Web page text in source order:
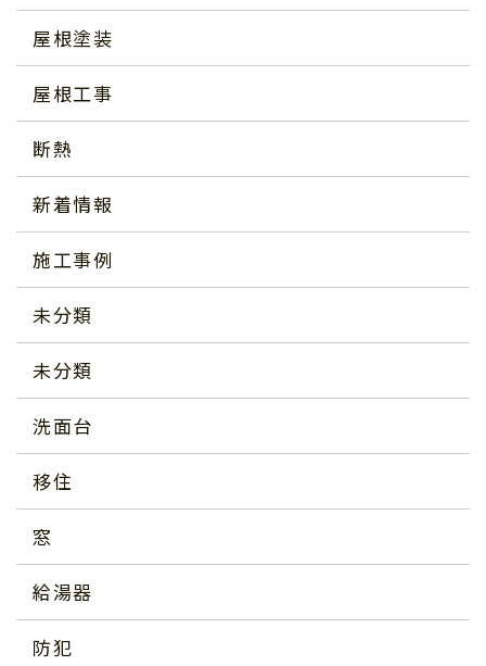
屋根塗装
屋根工事
断熱
新着情報
施工事例
未分類
未分類
洗面台
移住
窓
給湯器
防犯